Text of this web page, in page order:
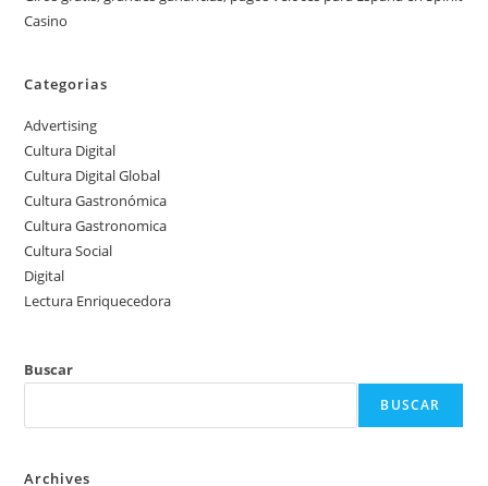
Casino
Categorias
Advertising
Cultura Digital
Cultura Digital Global
Cultura Gastronómica
Cultura Gastronomica
Cultura Social
Digital
Lectura Enriquecedora
Buscar
BUSCAR
Archives